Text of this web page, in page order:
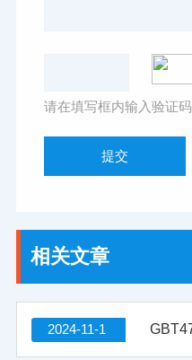
请在填写框内输入验证码
相关文章
2024-11-1